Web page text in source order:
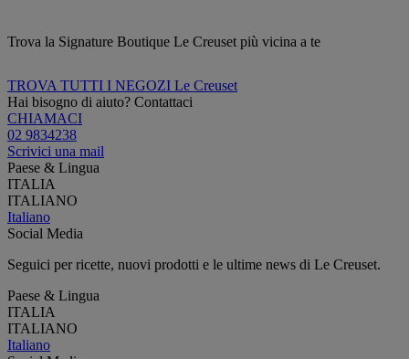
Trova la Signature Boutique Le Creuset più vicina a te
TROVA TUTTI I NEGOZI Le Creuset
Hai bisogno di aiuto? Contattaci
CHIAMACI
02 9834238
Scrivici una mail
Paese & Lingua
ITALIA
ITALIANO
Italiano
Social Media
Seguici per ricette, nuovi prodotti e le ultime news di Le Creuset.
Paese & Lingua
ITALIA
ITALIANO
Italiano